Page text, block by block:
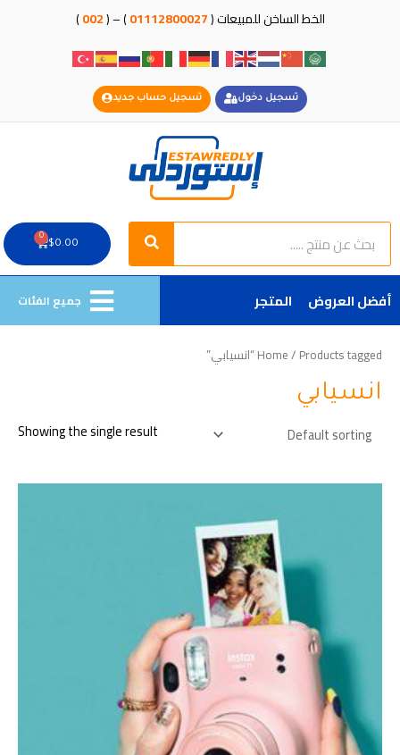
الخط الساخن للمبيعات (01112800027
) – (
002
)
تسجيل دخول تسجيل حساب جديد
Search
Search
$0.00
0
Cart
أفضل العروض المتجر جميع الفئات
Home/ Products tagged “انسيابي”
انسيابي
Showing the single result